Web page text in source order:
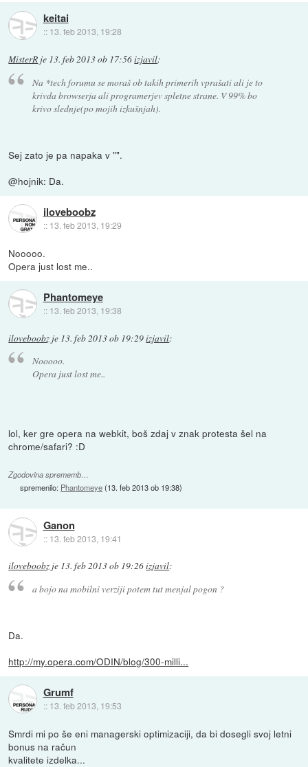
keitai
:: 13. feb 2013, 19:28
MisterR je 13. feb 2013 ob 17:56izjavil:
Na *tech forumu se moraš ob takih primerih vprašati ali je to
krivda browserja ali programerjev spletne strane. V 99% bo
krivo slednje(po mojih izkušnjah).
Sej zato je pa napaka v "".
@hojnik: Da.
iloveboobz
:: 13. feb 2013, 19:29
Nooooo.
Opera just lost me..
Phantomeye
:: 13. feb 2013, 19:38
iloveboobz je 13. feb 2013 ob 19:29izjavil:
Nooooo.
Opera just lost me..
lol, ker gre opera na webkit, boš zdaj v znak protesta šel na
chrome/safari? :D
Zgodovina sprememb…
spremenilo: Phantomeye(13. feb 2013 ob 19:38)
Ganon
:: 13. feb 2013, 19:41
iloveboobz je 13. feb 2013 ob 19:26izjavil:
a bojo na mobilni verziji potem tut menjal pogon ?
Da.
http://my.opera.com/ODIN/blog/300-milli...
Grumf
:: 13. feb 2013, 19:53
Smrdi mi po še eni managerski optimizaciji, da bi dosegli svoj letni
bonus na račun
kvalitete izdelka...